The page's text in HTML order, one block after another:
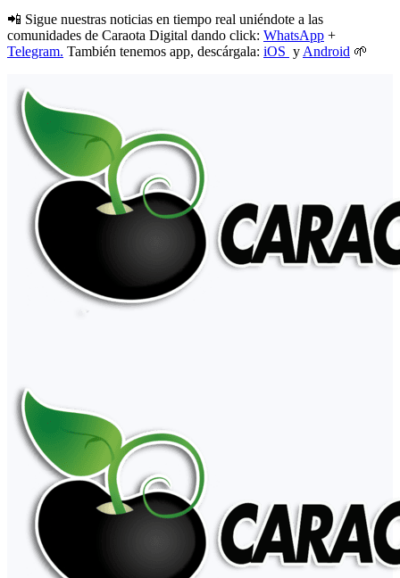
📲 Sigue nuestras noticias en tiempo real uniéndote a las
comunidades de Caraota Digital dando click: WhatsApp +
Telegram. También tenemos app, descárgala: iOS y Android 🌱